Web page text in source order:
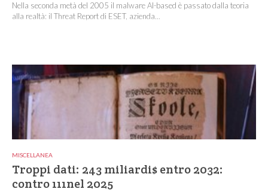
Nella seconda metà del 2005 il malware AI-based è passato dalla teoria
alla realtà: il Threat Report di ESET, azienda...
MISCELLANEA
Troppi dati: 243 miliardi$ entro 2032:
contro 111nel 2025